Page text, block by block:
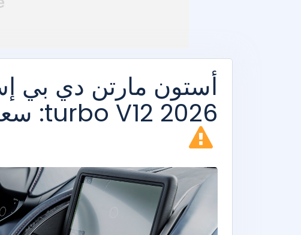
turbo V12 2026: سعر البيع والمواصفات التقنية